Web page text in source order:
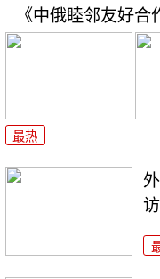
《中俄睦邻友好
最热